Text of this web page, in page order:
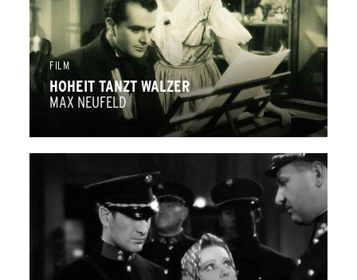
FILM
HOHEIT TANZT WALZER
MAX NEUFELD